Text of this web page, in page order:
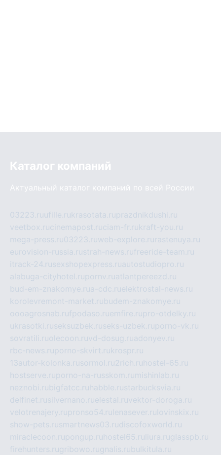
Каталог компаний
Актуальный каталог компаний по всей России
03223.ruufille.rukrasotata.ruprazdnikdushi.ru
veetbox.rucinemapost.ruciam-fr.rukraft-you.ru
mega-press.ru03223.ruweb-explore.ru rastenuya.ru
eurovision-russia.rustrah-news.rufreeride-team.ru
itrack-24.rusexshopexpress.ruautostudiopro.ru
alabuga-cityhotel.rupornv.ruatlantpereezd.ru
bud-em-znakomye.rua-cdc.ruelektrostal-news.ru
korolevremont-market.rubudem-znakomye.ru
oooagrosnab.rufpodaso.ruemfire.rupro-otdelky.ru
ukrasotki.ruseksuzbek.ruseks-uzbek.ruporno-vk.ru
sovratili.ruolecoon.ruvd-dosug.ruadonyev.ru
rbc-news.ruporno-skvirt.rukrospr.ru
13autor-kolonka.rusormol.ru2rich.ru hostel-65.ru
hostserve.ruporno-na-russkom.ru mishinlab.ru
neznobi.rubigfatcc.ru habble.rustarbucksvia.ru
delfinet.rusilvernano.ruelestal.ruvektor-doroga.ru
velotrenajery.rupronso54.ru lenasever.ru lovinskix.ru
show-pets.rusmartnews03.rudiscofoxworld.ru
miraclecoon.rupongup.ru hostel65.ru liura.ruglasspb.ru
firehunters.rugribowo.rugnalis.rubulkitula.ru